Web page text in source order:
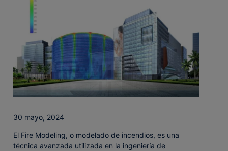
30 mayo, 2024
El Fire Modeling, o modelado de incendios, es una
técnica avanzada utilizada en la ingeniería de